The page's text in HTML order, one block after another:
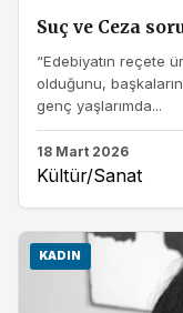
Suç ve Ceza
“Edebiyatın reçete
olduğunu,
genç yaşlarımda...
18 Mart 2026
Kültür/Sanat
KADIN